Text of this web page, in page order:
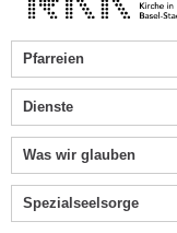
Pfarreien
Dienste
Was wir glauben
Spezialseelsorge